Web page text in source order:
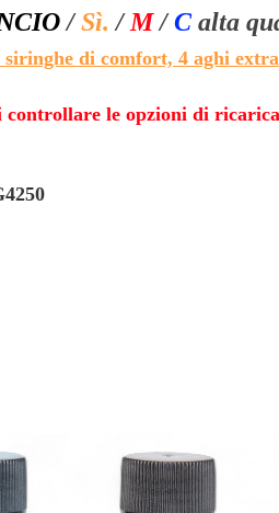
/Sì. /M/Calta
di comfort, 4 aghi extra
le opzioni di